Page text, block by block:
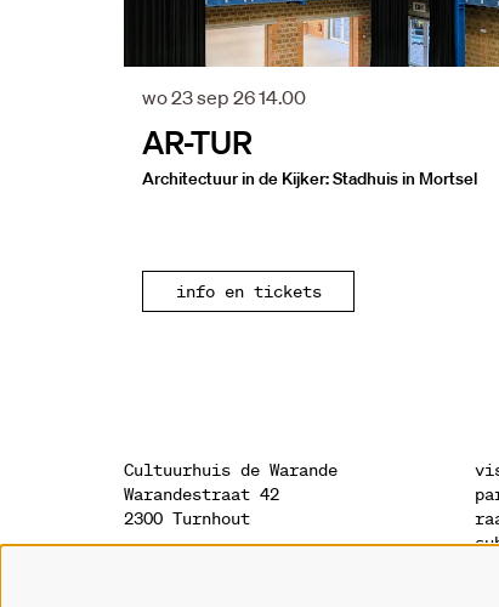
AR-TUR
Architectuur in de Kijker: Stadhuis in Mortsel
wo 23 sep 2614.00
info en tickets
Cultuurhuis de Warande
Warandestraat 42
2300 Turnhout